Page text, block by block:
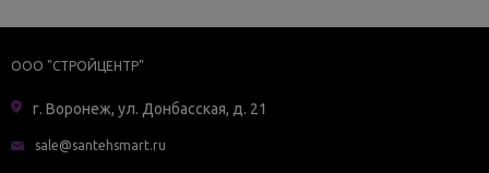
ООО "СТРОЙЦЕНТР"
г. Воронеж, ул. Донбасская, д. 21
sale@santehsmart.ru